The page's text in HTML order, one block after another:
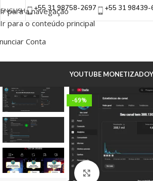
Ir para a navegação
Ir para o conteúdo principal
ENGLISH +55 31 98758-2697 +55 31 98439-
Conta
YOUTUBE MONETIZADO
-69%